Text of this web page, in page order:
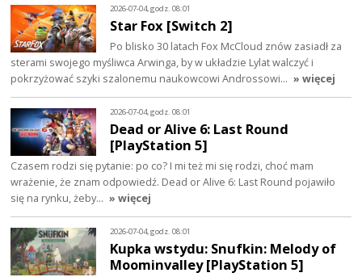
2026-07-04, godz. 08:01
Star Fox [Switch 2]
Po blisko 30 latach Fox McCloud znów zasiadł za
sterami swojego myśliwca Arwinga, by w układzie Lylat walczyć i
pokrzyżować szyki szalonemu naukowcowi Androssowi… » więcej
2026-07-04, godz. 08:01
Dead or Alive 6: Last Round
[PlayStation 5]
Czasem rodzi się pytanie: po co? I mi też mi się rodzi, choć mam
wrażenie, że znam odpowiedź. Dead or Alive 6: Last Round pojawiło
się na rynku, żeby… » więcej
2026-07-04, godz. 08:01
Kupka wstydu: Snufkin: Melody of
Moominvalley [PlayStation 5]